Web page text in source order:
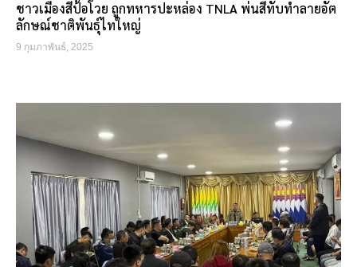
ชาวเมืองสี่ป้อโวย ถูกทหารปะหล่อง TNLA พ่นสีทับทำลายอัต
ลักษณ์ชาติพันธุ์ไทใหญ่
9 กุมภาพันธ์, 2025